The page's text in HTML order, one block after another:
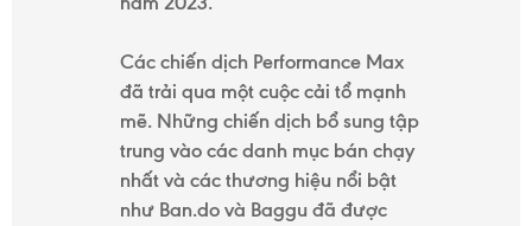
Các chiến dịch Performance Max
đã trải qua một cuộc cải tổ mạnh
mẽ. Những chiến dịch bổ sung tập
trung vào các danh mục bán chạy
nhất và các thương hiệu nổi bật
như Ban.do và Baggu đã được